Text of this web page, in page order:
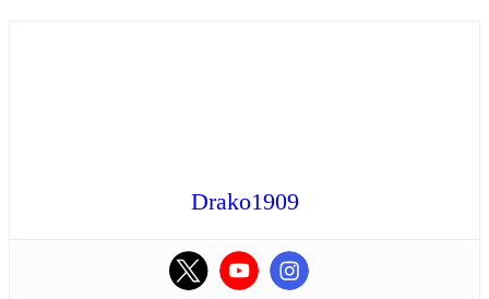
Drako1909